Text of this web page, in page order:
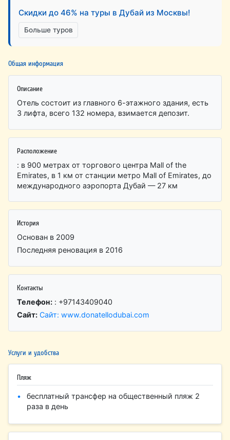
Скидки до 46% на туры в Дубай из Москвы!
Больше туров
Общая информация
Описание
Отель состоит из главного 6-этажного здания, есть
3 лифта, всего 132 номера, взимается депозит.
Расположение
: в 900 метрах от торгового центра Mall of the
Emirates, в 1 км от станции метро Mall of Emirates, до
международного аэропорта Дубай — 27 км
История
Основан в 2009
Последняя реновация в 2016
Контакты
Телефон: : +97143409040
Сайт: Сайт: www.donatellodubai.com
Услуги и удобства
Пляж
бесплатный трансфер на общественный пляж 2
раза в день